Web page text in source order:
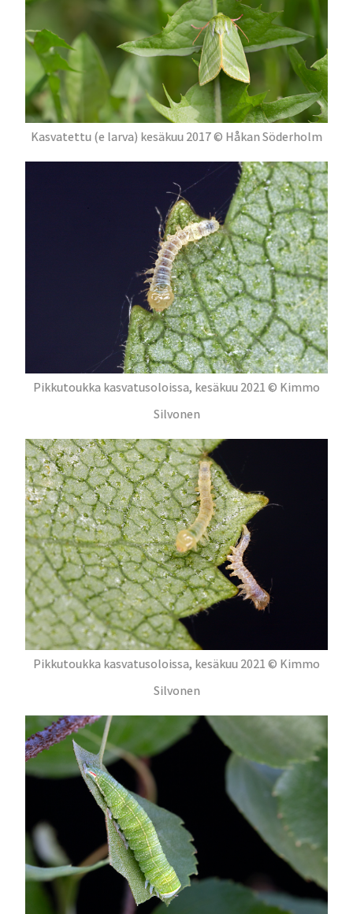
Kasvatettu (e larva) kesäkuu 2017 © Håkan Söderholm
Pikkutoukka kasvatusoloissa, kesäkuu 2021 © Kimmo
Silvonen
Pikkutoukka kasvatusoloissa, kesäkuu 2021 © Kimmo
Silvonen